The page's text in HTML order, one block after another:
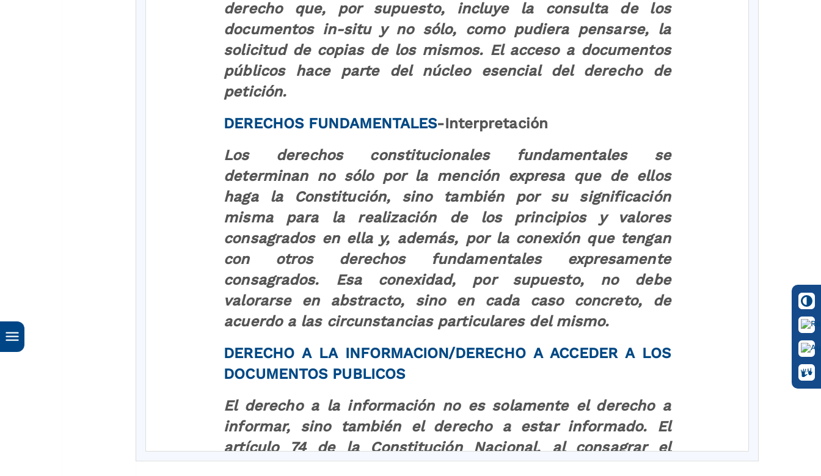
derecho que, por supuesto, incluye la consulta de los
documentos in-situ y no sólo, como pudiera pensarse, la
solicitud de copias de los mismos. El acceso a documentos
públicos hace parte del núcleo esencial del derecho de
petición.
DERECHOS FUNDAMENTALES-Interpretación
Los derechos constitucionales fundamentales se
determinan no sólo por la mención expresa que de ellos
haga la Constitución, sino también por su significación
misma para la realización de los principios y valores
consagrados en ella y, además, por la conexión que tengan
con otros derechos fundamentales expresamente
consagrados. Esa conexidad, por supuesto, no debe
valorarse en abstracto, sino en cada caso concreto, de
acuerdo a las circunstancias particulares del mismo.
DERECHO A LA INFORMACION/DERECHO A ACCEDER A LOS
DOCUMENTOS PUBLICOS
El derecho a la información no es solamente el derecho a
informar, sino también el derecho a estar informado. El
artículo 74 de la Constitución Nacional, al consagrar el